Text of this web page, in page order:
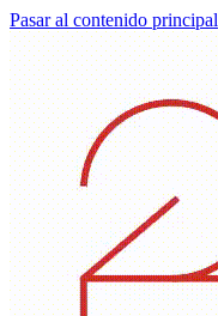
Pasar al contenido principal